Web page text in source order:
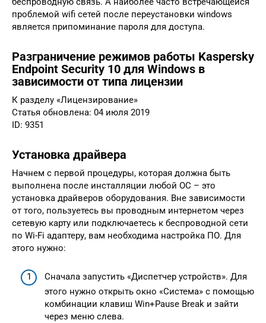
проблемой wifi сетей после переустановки windows
является припоминание пароля для доступа.
Разграничение режимов работы Kaspersky
Endpoint Security 10 для Windows в
зависимости от типа лицензии
К разделу «Лицензирование»
Статья обновлена: 04 июля 2019
ID: 9351
Установка драйвера
Начнем с первой процедуры, которая должна быть
выполнена после инсталляции любой ОС – это
установка драйверов оборудования. Вне зависимости
от того, пользуетесь вы проводным интернетом через
сетевую карту или подключаетесь к беспроводной сети
по Wi-Fi адаптеру, вам необходима настройка ПО. Для
этого нужно:
Сначала запустить «Диспетчер устройств». Для
этого нужно открыть окно «Система» с помощью
комбинации клавиш Win+Pause Break и зайти
через меню слева.